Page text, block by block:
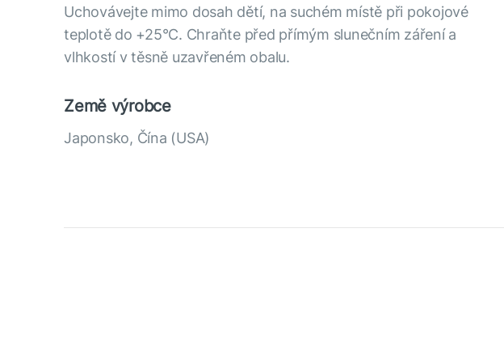
Uchovávejte mimo dosah dětí, na suchém místě při pokojové
teplotě do +25°С. Chraňte před přímým slunečním záření a
vlhkostí v těsně uzavřeném obalu.
Země výrobce
Japonsko, Čína (USA)